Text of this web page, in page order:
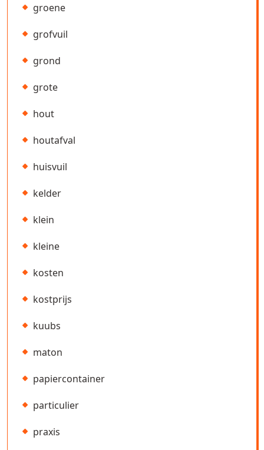
groene
grofvuil
grond
grote
hout
houtafval
huisvuil
kelder
klein
kleine
kosten
kostprijs
kuubs
maton
papiercontainer
particulier
praxis